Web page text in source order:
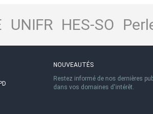
UNIFR HES-SO
NOUVEAUTÉS
Restez informé de nos dernières
dans vos domaines d'intérêt.